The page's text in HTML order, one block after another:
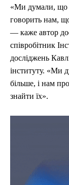
«Ми думали, що
говорить нам,
— каже автор
співробітник
досліджень
інституту. «Ми
більше, і нам
знайти їх».